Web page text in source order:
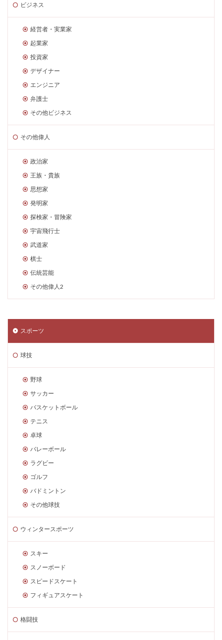
ビジネス
経営者・実業家
起業家
投資家
デザイナー
エンジニア
弁護士
その他ビジネス
その他偉人
政治家
王族・貴族
思想家
発明家
探検家・冒険家
宇宙飛行士
武道家
棋士
伝統芸能
その他偉人2
スポーツ
球技
野球
サッカー
バスケットボール
テニス
卓球
バレーボール
ラグビー
ゴルフ
バドミントン
その他球技
ウィンタースポーツ
スキー
スノーボード
スピードスケート
フィギュアスケート
格闘技